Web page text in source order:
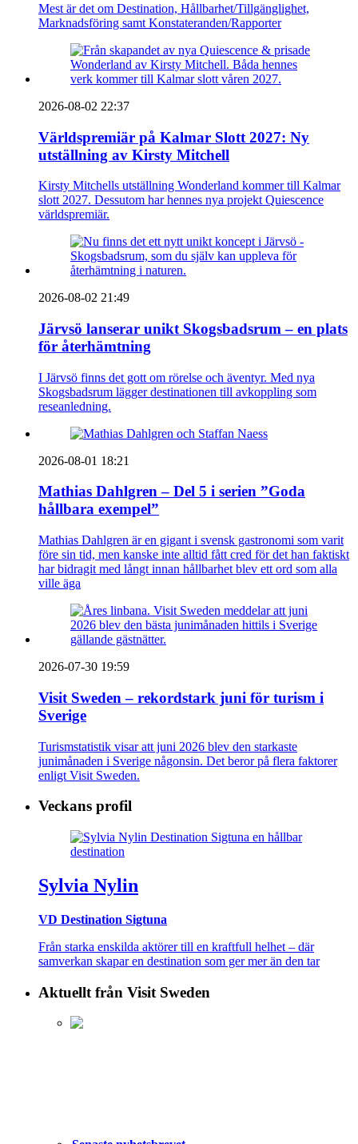
Mest är det om Destination, Hållbarhet/Tillgänglighet,
Marknadsföring samt Konstateranden/Rapporter
2026-08-02 22:37
Världspremiär på Kalmar Slott 2027: Ny
utställning av Kirsty Mitchell
Kirsty Mitchells utställning Wonderland kommer till Kalmar
slott 2027. Dessutom har hennes nya projekt Quiescence
världspremiär.
2026-08-02 21:49
Järvsö lanserar unikt Skogsbadsrum – en plats
för återhämtning
I Järvsö finns det gott om rörelse och äventyr. Med nya
Skogsbadsrum lägger destinationen till avkoppling som
reseanledning.
2026-08-01 18:21
Mathias Dahlgren – Del 5 i serien ”Goda
hållbara exempel”
Mathias Dahlgren är en gigant i svensk gastronomi som varit
före sin tid, men kanske inte alltid fått cred för det han faktiskt
har bidragit med långt innan hållbarhet blev ett ord som alla
ville äga
2026-07-30 19:59
Visit Sweden – rekordstark juni för turism i
Sverige
Turismstatistik visar att juni 2026 blev den starkaste
junimånaden i Sverige någonsin. Det beror på flera faktorer
enligt Visit Sweden.
Veckans profil
Sylvia Nylin
VD Destination Sigtuna
Från starka enskilda aktörer till en kraftfull helhet – där
samverkan skapar en destination som ger mer än den tar
Aktuellt från Visit Sweden